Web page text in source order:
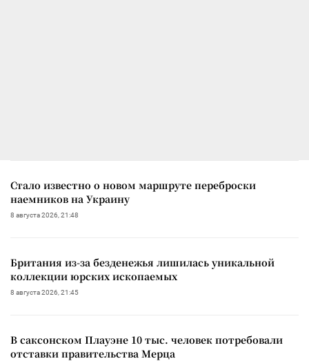
Стало известно о новом маршруте переброски
наемников на Украину
8 августа 2026, 21:48
Британия из-за безденежья лишилась уникальной
коллекции юрских ископаемых
8 августа 2026, 21:45
В саксонском Плауэне 10 тыс. человек потребовали
отставки правительства Мерца